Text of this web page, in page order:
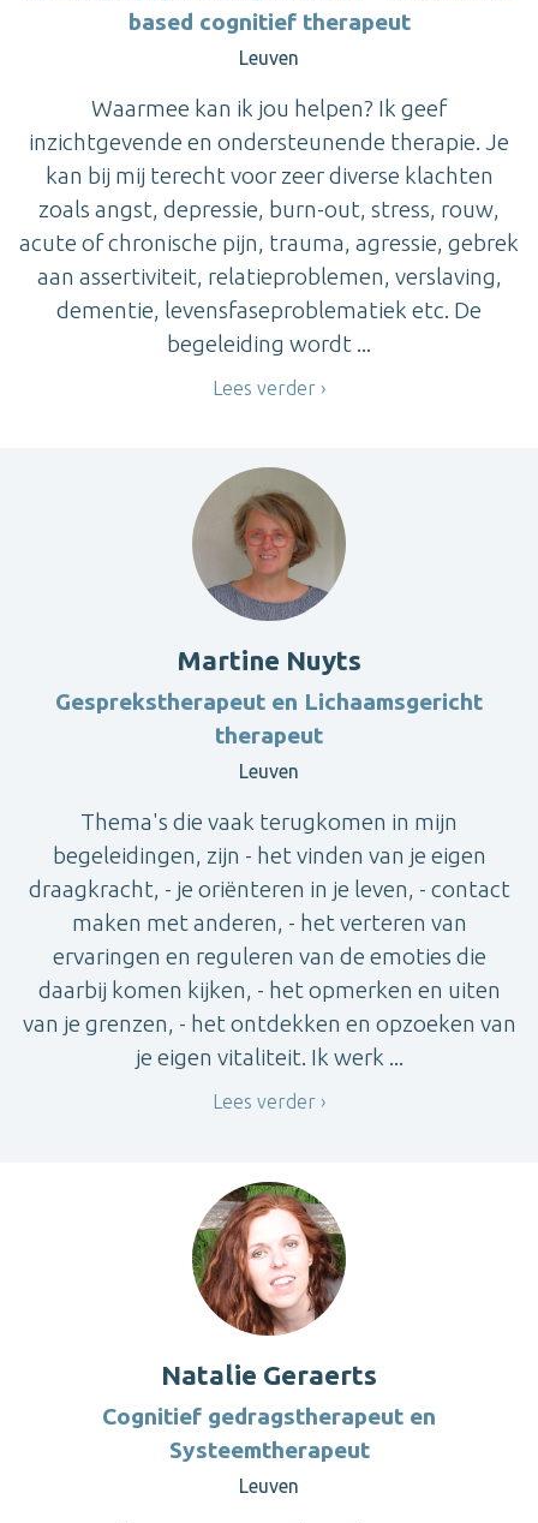
based cognitief therapeut
Leuven
Waarmee kan ik jou helpen? Ik geef
inzichtgevende en ondersteunende therapie. Je
kan bij mij terecht voor zeer diverse klachten
zoals angst, depressie, burn-out, stress, rouw,
acute of chronische pijn, trauma, agressie, gebrek
aan assertiviteit, relatieproblemen, verslaving,
dementie, levensfaseproblematiek etc. De
begeleiding wordt ...
Lees verder
Martine Nuyts
Gesprekstherapeut en Lichaamsgericht
therapeut
Leuven
Thema's die vaak terugkomen in mijn
begeleidingen, zijn - het vinden van je eigen
draagkracht, - je oriënteren in je leven, - contact
maken met anderen, - het verteren van
ervaringen en reguleren van de emoties die
daarbij komen kijken, - het opmerken en uiten
van je grenzen, - het ontdekken en opzoeken van
je eigen vitaliteit. Ik werk ...
Lees verder
Natalie Geraerts
Cognitief gedragstherapeut en
Systeemtherapeut
Leuven